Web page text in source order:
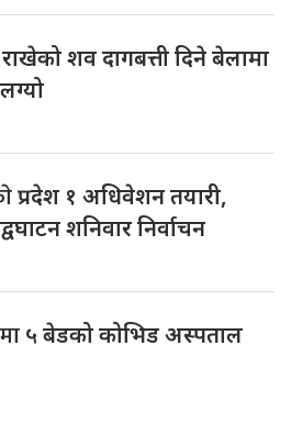
राखेको शव दागबत्ती दिने बेलामा
प्रदेश १ अधिवेशन तयारी,
शनिवार निर्वाचन
५ बेडको कोभिड अस्पताल